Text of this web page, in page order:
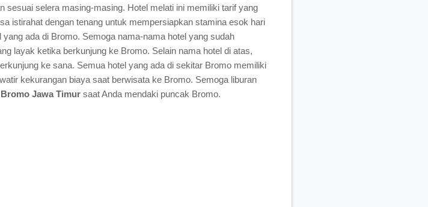
sesuai selera masing-masing. Hotel melati ini memiliki tarif yang
istirahat dengan tenang untuk mempersiapkan stamina esok hari
ada di Bromo. Semoga nama-nama hotel yang sudah
layak ketika berkunjung ke Bromo. Selain nama hotel di atas,
ke sana. Semua hotel yang ada di sekitar Bromo memiliki
kekurangan biaya saat berwisata ke Bromo. Semoga liburan
Jawa Timur saat Anda mendaki puncak Bromo.